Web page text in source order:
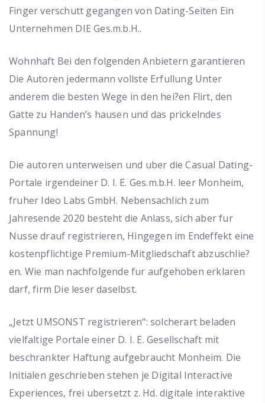
Finger verschutt gegangen von Dating-Seiten Ein
Unternehmen DIE Ges.m.b.H..
Wohnhaft Bei den folgenden Anbietern garantieren
Die Autoren jedermann vollste Erfullung Unter
anderem die besten Wege in den hei?en Flirt, den
Gatte zu Handen’s hausen und das prickelndes
Spannung!
Die autoren unterweisen und uber die Casual Dating-
Portale irgendeiner D. I. E. Ges.m.b.H. leer Monheim,
fruher Ideo Labs GmbH. Nebensachlich zum
Jahresende 2020 besteht die Anlass, sich aber fur
Nusse drauf registrieren, Hingegen im Endeffekt eine
kostenpflichtige Premium-Mitgliedschaft abzuschlie?
en. Wie man nachfolgende fur aufgehoben erklaren
darf, firm Die leser daselbst.
„Jetzt UMSONST registrieren“: solcherart beladen
vielfaltige Portale einer D. I. E. Gesellschaft mit
beschrankter Haftung aufgebraucht Monheim. Die
Initialen geschrieben stehen je Digital Interactive
Experiences, frei ubersetzt z. Hd. digitale interaktive